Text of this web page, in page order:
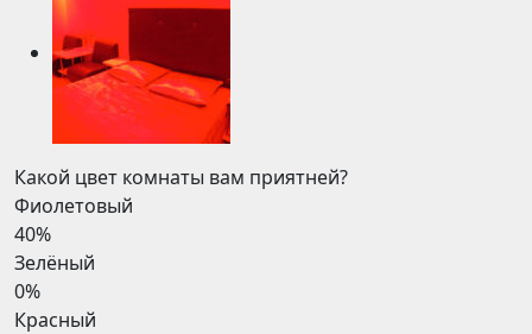
Какой цвет комнаты вам приятней?
Фиолетовый
40%
Зелёный
0%
Красный